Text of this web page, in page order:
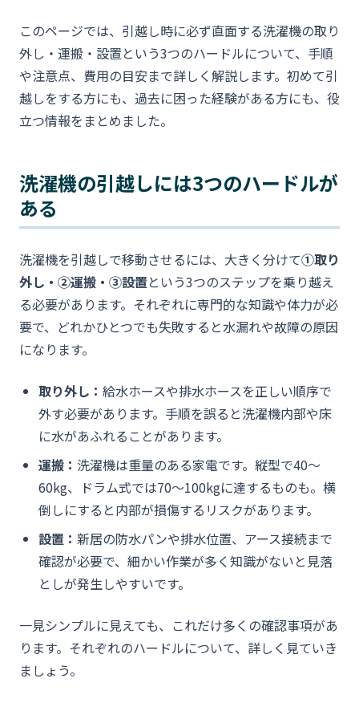
このページでは、引越し時に必ず直面する洗濯機の取り
外し・運搬・設置という3つのハードルについて、手順
や注意点、費用の目安まで詳しく解説します。初めて引
越しをする方にも、過去に困った経験がある方にも、役
立つ情報をまとめました。
洗濯機の引越しには3つのハードルが
ある
洗濯機を引越しで移動させるには、大きく分けて①取り
外し・②運搬・③設置という3つのステップを乗り越え
る必要があります。それぞれに専門的な知識や体力が必
要で、どれかひとつでも失敗すると水漏れや故障の原因
になります。
取り外し： 給水ホースや排水ホースを正しい順序で
外す必要があります。手順を誤ると洗濯機内部や床
に水があふれることがあります。
運搬： 洗濯機は重量のある家電です。縦型で40〜
60kg、ドラム式では70〜100kgに達するものも。横
倒しにすると内部が損傷するリスクがあります。
設置： 新居の防水パンや排水位置、アース接続まで
確認が必要で、細かい作業が多く知識がないと見落
としが発生しやすいです。
一見シンプルに見えても、これだけ多くの確認事項があ
ります。それぞれのハードルについて、詳しく見ていき
ましょう。